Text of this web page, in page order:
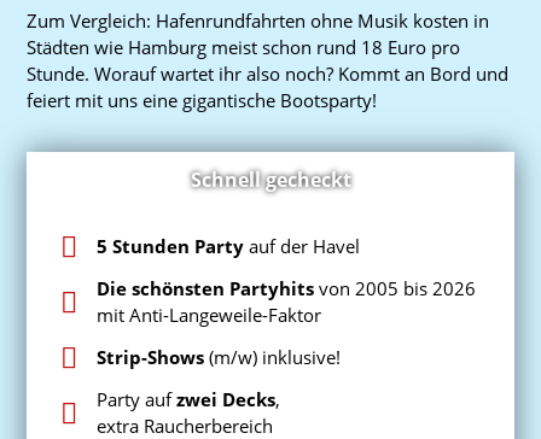
Zum Vergleich: Hafenrundfahrten ohne Musik kosten in
Städten wie Hamburg meist schon rund 18 Euro pro
Stunde. Worauf wartet ihr also noch? Kommt an Bord und
feiert mit uns eine gigantische Bootsparty!
Schnell gecheckt
5 Stunden Party auf der Havel
Die schönsten Partyhits von 2005 bis 2026
mit Anti-Langeweile-Faktor
Strip-Shows (m/w) inklusive!
Party aufzwei Decks,
extra Raucherbereich